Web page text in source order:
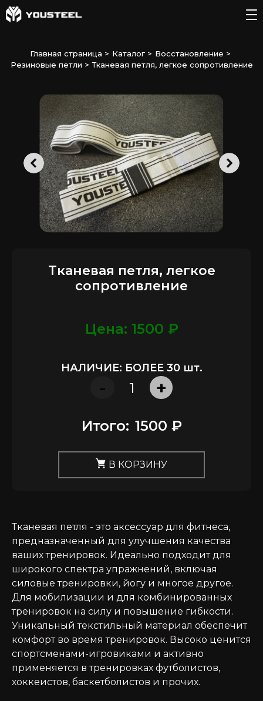
Главная страница > Каталог> Восстановление >
Резиновые петли > Тканевая петля, легкое сопротивление
Тканевая петля, легкое
сопротивление
Цена: 1500 ₽
НАЛИЧИЕ: БОЛЕЕ 30 шт.
- +
Итого: 1500 ₽
В КОРЗИНУ
Тканевая петля - это аксессуар для фитнеса,
предназначенный для улучшения качества
ваших тренировок. Идеально подходит для
широкого спектра упражнений, включая
силовые тренировки, йогу и многое другое.
Для мобилизации и для комбинированных
тренировок на силу и повышение гибкости.
Уникальный текстильный материал обеспечит
комфорт во время тренировок. Высоко ценится
спортсменами-игровиками и активно
применяется в тренировках футболистов,
хоккеистов, баскетболистов и прочих.